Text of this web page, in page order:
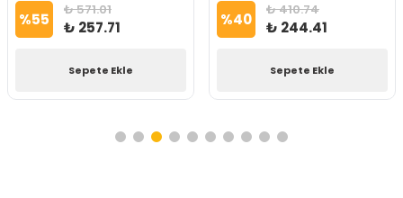
%55 ₺ 571.01
₺ 257.71
Sepete Ekle
%40 ₺ 410.74
₺ 244.41
Sepete Ekle